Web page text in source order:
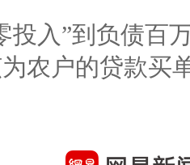
投入”到负债百
农户的贷款买